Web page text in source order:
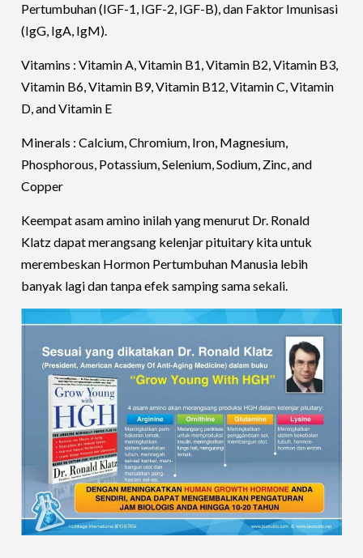
Pertumbuhan (IGF-1, IGF-2, IGF-B), dan Faktor Imunisasi
(IgG, IgA, IgM).
Vitamins : Vitamin A, Vitamin B1, Vitamin B2, Vitamin B3,
Vitamin B6, Vitamin B9, Vitamin B12, Vitamin C, Vitamin
D, and Vitamin E
Minerals : Calcium, Chromium, Iron, Magnesium,
Phosphorous, Potassium, Selenium, Sodium, Zinc, and
Copper
Keempat asam amino inilah yang menurut Dr. Ronald
Klatz dapat merangsang kelenjar pituitary kita untuk
merembeskan Hormon Pertumbuhan Manusia lebih
banyak lagi dan tanpa efek samping sama sekali.